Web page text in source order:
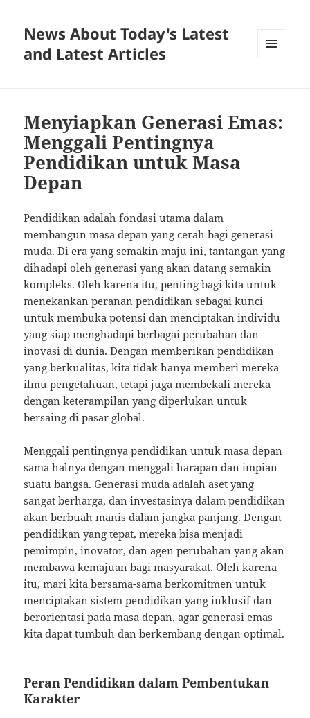
News About Today's Latest
and Latest Articles
Menyiapkan Generasi Emas:
Menggali Pentingnya
Pendidikan untuk Masa
Depan
Pendidikan adalah fondasi utama dalam
membangun masa depan yang cerah bagi generasi
muda. Di era yang semakin maju ini, tantangan yang
dihadapi oleh generasi yang akan datang semakin
kompleks. Oleh karena itu, penting bagi kita untuk
menekankan peranan pendidikan sebagai kunci
untuk membuka potensi dan menciptakan individu
yang siap menghadapi berbagai perubahan dan
inovasi di dunia. Dengan memberikan pendidikan
yang berkualitas, kita tidak hanya memberi mereka
ilmu pengetahuan, tetapi juga membekali mereka
dengan keterampilan yang diperlukan untuk
bersaing di pasar global.
Menggali pentingnya pendidikan untuk masa depan
sama halnya dengan menggali harapan dan impian
suatu bangsa. Generasi muda adalah aset yang
sangat berharga, dan investasinya dalam pendidikan
akan berbuah manis dalam jangka panjang. Dengan
pendidikan yang tepat, mereka bisa menjadi
pemimpin, inovator, dan agen perubahan yang akan
membawa kemajuan bagi masyarakat. Oleh karena
itu, mari kita bersama-sama berkomitmen untuk
menciptakan sistem pendidikan yang inklusif dan
berorientasi pada masa depan, agar generasi emas
kita dapat tumbuh dan berkembang dengan optimal.
Peran Pendidikan dalam Pembentukan
Karakter